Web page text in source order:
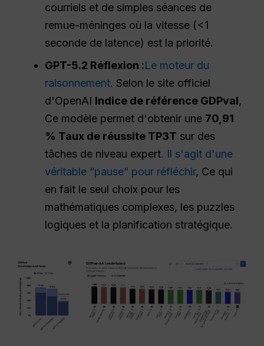
courriels et de simples séances de
remue-méninges où la vitesse (<1
seconde de latence) est la priorité.
GPT-5.2 Réflexion :Le moteur du
raisonnement. Selon le site officiel
d'OpenAI Indice de référence GDPval,
Ce modèle permet d'obtenir une 70,91
% Taux de réussite TP3T sur des
tâches de niveau expert. Il s'agit d'une
véritable “pause” pour réfléchir, Ce qui
en fait le seul choix pour les
mathématiques complexes, les puzzles
logiques et la planification stratégique.